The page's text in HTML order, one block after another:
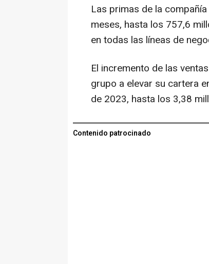
Las primas de la
meses, hasta los 757,6
en todas las líneas de
El incremento de las
grupo a elevar su cartera
de 2023, hasta los 3,38
Contenido patrocinado